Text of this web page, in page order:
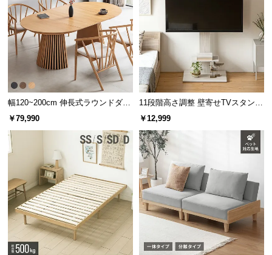
キ
ャ
ン
セ
に
つ
い
て
つ
い
て
会
幅120~200cm 伸長式ラウンドダイ
ニングテーブル 6人掛け 天然木突
￥79,990
11段階高さ調整 壁寄せTVスタンド
キャスター付き 上下左右角度調節
￥12,999